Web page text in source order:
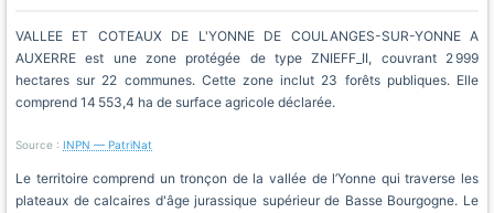
VALLEE ET COTEAUX DE L'YONNE DE COULANGES-SUR-YONNE A
AUXERRE est une zone protégée de type ZNIEFF_II, couvrant 2 999
hectares sur 22 communes. Cette zone inclut 23 forêts publiques. Elle
comprend 14 553,4 ha de surface agricole déclarée.
Source : INPN — PatriNat
Le territoire comprend un tronçon de la vallée de l’Yonne qui traverse les
plateaux de calcaires d'âge jurassique supérieur de Basse Bourgogne. Le